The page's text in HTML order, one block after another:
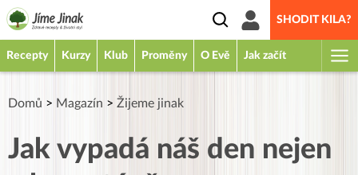
SHODIT KILA?
Recepty Kurzy Klub Proměny O Evě Jak začít
Domů > Magazín > Žijeme jinak
Jak vypadá náš den nejen